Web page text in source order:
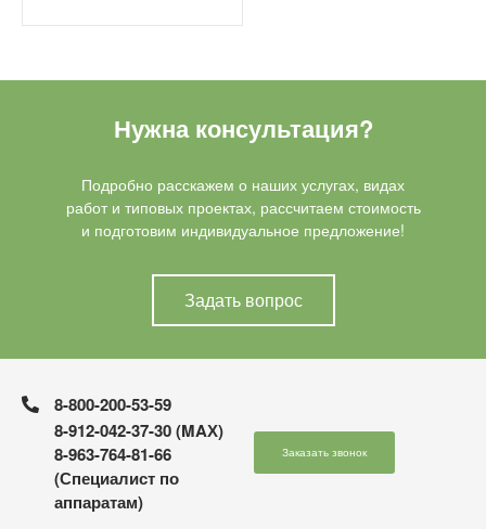
Нужна консультация?
Подробно расскажем о наших услугах, видах
работ и типовых проектах, рассчитаем стоимость
и подготовим индивидуальное предложение!
Задать вопрос
8-800-200-53-59
8-912-042-37-30 (MAХ)
8-963-764-81-66
(Специалист по
аппаратам)
Заказать звонок